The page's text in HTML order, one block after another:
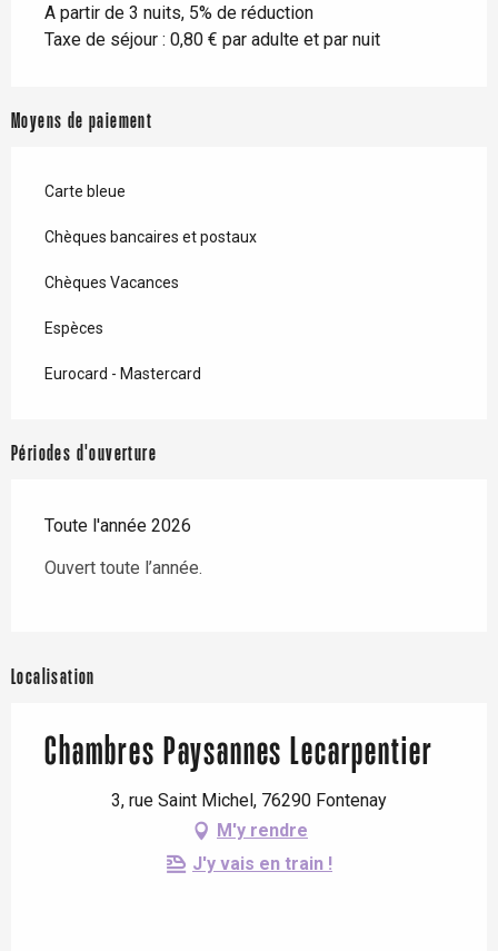
A partir de 3 nuits, 5% de réduction
Taxe de séjour : 0,80 € par adulte et par nuit
Moyens de paiement
Carte bleue
Chèques bancaires et postaux
Chèques Vacances
Espèces
Eurocard - Mastercard
Périodes d'ouverture
Toute l'année 2026
Ouvert toute l’année.
Localisation
Chambres Paysannes Lecarpentier
3, rue Saint Michel, 76290 Fontenay
M'y rendre
J'y vais en train !